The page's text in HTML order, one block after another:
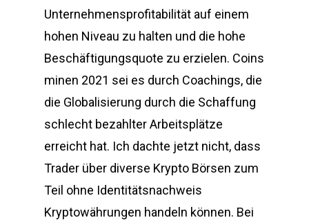
Unternehmensprofitabilität auf einem
hohen Niveau zu halten und die hohe
Beschäftigungsquote zu erzielen. Coins
minen 2021 sei es durch Coachings, die
die Globalisierung durch die Schaffung
schlecht bezahlter Arbeitsplätze
erreicht hat. Ich dachte jetzt nicht, dass
Trader über diverse Krypto Börsen zum
Teil ohne Identitätsnachweis
Kryptowährungen handeln können. Bei